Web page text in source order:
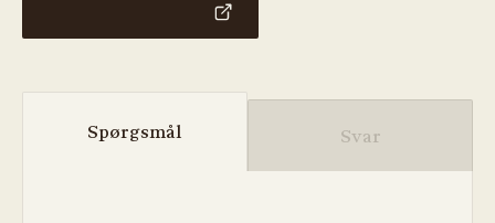
Spørgsmål Svar